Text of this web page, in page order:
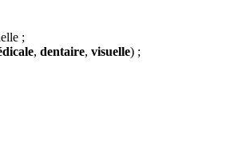
;
, dentaire, visuelle) ;